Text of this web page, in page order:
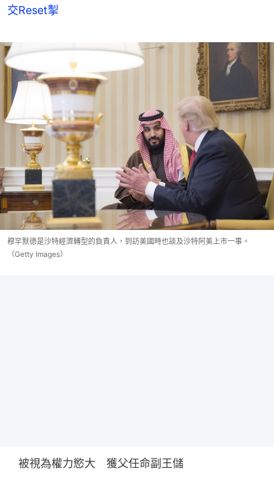
交Reset掣
穆罕默德是沙特經濟轉型的負責人，到訪美國時也談及沙特阿美上市一事。
（Getty Images）
被視為權力慾大　獲父任命副王儲